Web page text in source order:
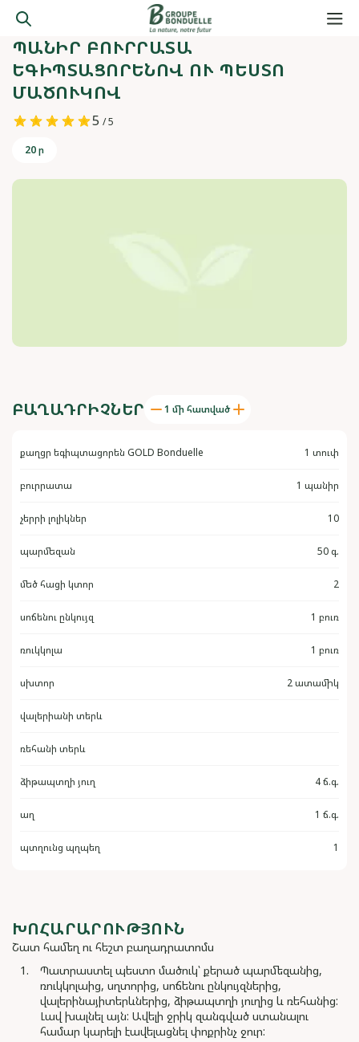
ՊԱՆԻՐ ԲՈՒՐՐԱՏԱ
ԵԳԻՊՏԱՑՈՐԵՆՈՎ ՈՒ ՊԵՍՏՈ
ՄԱԾՈՒԿՈՎ
5 / 5
20 ր
ԲԱՂԱԴՐԻՉՆԵՐ 1 մի հատված
քաղցր եգիպտացորեն GOLD Bonduelle 1 տուփ
բուրրատա 1 պանիր
չերրի լոլիկներ 10
պարմեզան 50 գ.
մեծ հացի կտոր 2
սոճենու ընկույզ 1 բուռ
ռուկկոլա 1 բուռ
սխտոր 2 ատամիկ
վալերիանի տերև
ռեհանի տերև
ձիթապտղի յուղ 4 ճ.գ.
աղ 1 ճ.գ.
պտղունց պղպեղ 1
ԽՈՀԱՐԱՐՈՒԹՅՈՒՆ
Շատ համեղ ու հեշտ բաղադրատոմս
Պատրաստել պեստո մածուկ՝ քերած պարմեզանից,
ռուկկոլաից, սղտորից, սոճենու ընկույզներից,
վալերինայիտերևներից, ձիթապտղի յուղից և ռեհանից:
Լավ խալնել այն: Ավելի ջրիկ զանգված ստանալու
համար կարելի էավելացնել փոքրինչ ջուր: